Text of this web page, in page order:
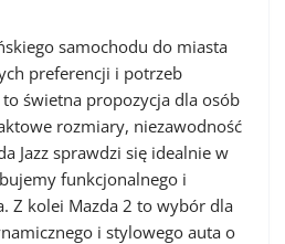
samochodu do miasta
preferencji i potrzeb
świetna propozycja dla osób
rozmiary, niezawodność
Jazz sprawdzi się idealnie w
funkcjonalnego i
Z kolei Mazda 2 to wybór dla
i stylowego auta o